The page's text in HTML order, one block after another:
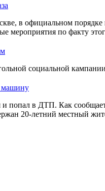
в официальном порядке
мероприятия по факту
социальной
машину
попал в ДТП. Как
20-летний местный